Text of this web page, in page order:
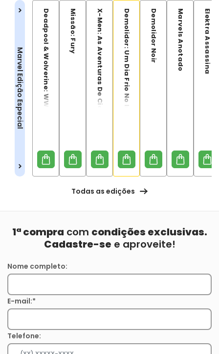
Marvel Edição Especial Deadpool & Wolverine: WWIII Missão: Fury X-Men: As Aventuras De Ciclope E FênixDemolidor: Um Dia Frio No Inferno Demolidor Noir Marvels Anotado Elektra Assassina
Todas as edições